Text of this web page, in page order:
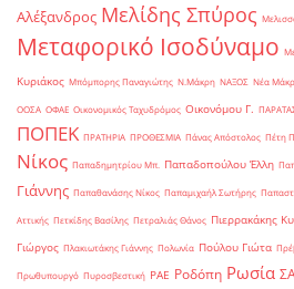
Αλέξανδρος Μελίδης Σπύρος
Μεταφορικό Ισοδύναμο
Κυριάκος Μπόμπορης Παναγιώτης Ν.Μάκρη ΝΑΞΟΣ Νέα
ΟΟΣΑ ΟΦΑΕ Οικονομικός Ταχυδρόμος Οικονόμου Γ.
ΠΟΠΕΚ ΠΡΑΤΗΡΙΑ ΠΡΟΘΕΣΜΙΑ Πάνας Απόστολος Πέτη
Νίκος Παπαδημητρίου Μπ. Παπαδοπούλου Έλλη
Γιάννης Παπαθανάσης Νίκος Παπαμιχαήλ Σωτήρης
Αττικής Πετκίδης Βασίλης Πετραλιάς Θάνος Πιερρακάκης
Γιώργος Πλακιωτάκης Γιάννης Πολωνία Πούλου Γιώτα
Πρωθυπουργό Πυροσβεστική ΡΑΕ Ροδόπη Ρωσία